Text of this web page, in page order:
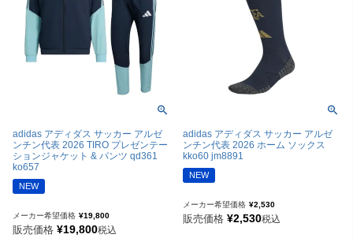
adidas アディダス サッカー アルゼ
ンチン代表 2026 TIRO プレゼンテー
ションジャケット & パンツ qd361
ko657
NEW
メーカー希望価格 ¥19,800
販売価格 ¥19,800税込
adidas アディダス サッカー アルゼ
ンチン代表 2026 ホーム ソックス
kko60 jm8891
NEW
メーカー希望価格 ¥2,530
販売価格 ¥2,530税込